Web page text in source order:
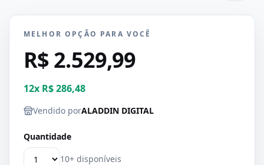
MELHOR OPÇÃO PARA VOCÊ
R$ 2.529,99
12x R$ 286,48
Vendido porALADDIN DIGITAL
Quantidade
10+ disponíveis